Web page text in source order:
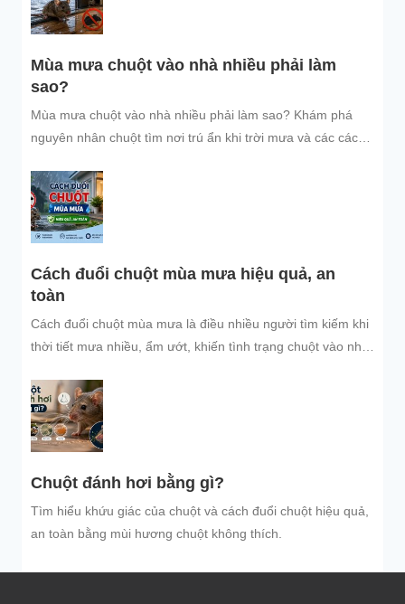
Mùa mưa chuột vào nhà nhiều phải làm
sao?
Mùa mưa chuột vào nhà nhiều phải làm sao? Khám phá
nguyên nhân chuột tìm nơi trú ẩn khi trời mưa và các cách
bảo vệ không gian sống sạch sẽ.
Cách đuổi chuột mùa mưa hiệu quả, an
toàn
Cách đuổi chuột mùa mưa là điều nhiều người tìm kiếm khi
thời tiết mưa nhiều, ẩm ướt, khiến tình trạng chuột vào nhà
Chuột đánh hơi bằng gì?
Tìm hiểu khứu giác của chuột và cách đuổi chuột hiệu quả,
an toàn bằng mùi hương chuột không thích.